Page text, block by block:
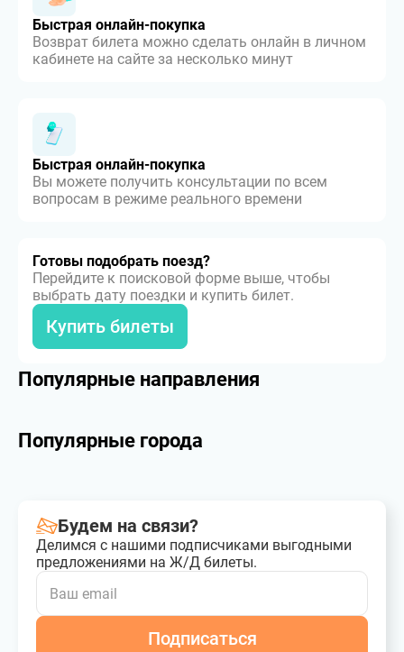
Быстрая онлайн-покупка
Возврат билета можно сделать онлайн в личном
кабинете на сайте за несколько минут
Быстрая онлайн-покупка
Вы можете получить консультации по всем
вопросам в режиме реального времени
Готовы подобрать поезд?
Перейдите к поисковой форме выше, чтобы
выбрать дату поездки и купить билет.
Купить билеты
Популярные направления
Популярные города
Будем на связи?
Делимся с нашими подписчиками выгодными
предложениями на Ж/Д билеты.
Подписаться